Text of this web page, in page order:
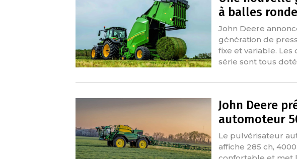
à balles
John Deere
génération de
fixe et variable.
série sont tous
John Deere
automoteur
Le pulvérisateur
affiche 285 ch,